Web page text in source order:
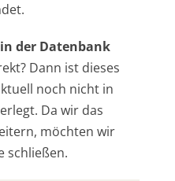
der Datenbank
Dann ist dieses
noch nicht in
Da wir das
möchten wir
schließen.